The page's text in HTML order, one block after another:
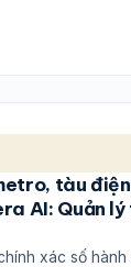
tàu
AI: Quản
xác số hành